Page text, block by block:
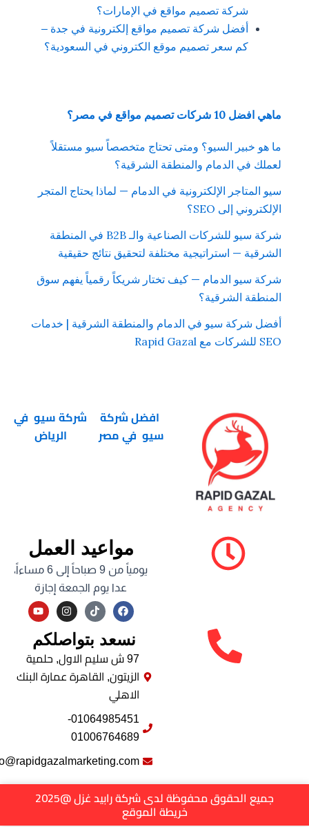
شركة تصميم مواقع في الإمارات؟
أفضل شركة تصميم مواقع إلكترونية في جدة –
كم سعر تصميم موقع الكتروني في السعودية؟
ماهي افضل 10 شركات تصميم مواقع في مصر؟
ما هو خبير السيو؟ ومتى تحتاج متخصصاً سيو مستقلاً
لعملك في الدمام والمنطقة الشرقية؟
سيو المتاجر الإلكترونية في الدمام — لماذا يحتاج المتجر
الإلكتروني إلى SEO؟
شركة سيو للشركات الصناعية والـ B2B في المنطقة
الشرقية — استراتيجية مختلفة لتحقيق نتائج حقيقية
شركة سيو الدمام — كيف تختار شريكاً رقمياً يفهم سوق
المنطقة الشرقية؟
أفضل شركة سيو في الدمام والمنطقة الشرقية | خدمات
SEO للشركات مع Rapid Gazal
افضل شركة
سيو في مصر
شركة سيو في
الرياض
مواعيد العمل
يومياً من 9 صباحاً إلى 6 مساءاً،
عدا يوم الجمعة إجازة
F
a
e
b
o
k
n
a
g
a
Y
o
t
u
b
نسعد بتواصلكم
97 ش سليم الاول, حلمية
الزيتون, القاهرة عمارة البنك
الاهلي
01064985451-
01006764689
info@rapidgazalmarketing.com
جميع الحقوق محفوظة لدى شركة رابيد غزل @2025
خريطة الموقع